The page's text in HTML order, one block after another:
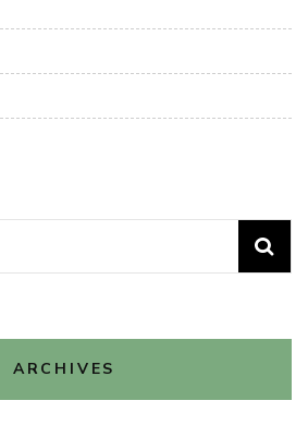
ARCHIVES